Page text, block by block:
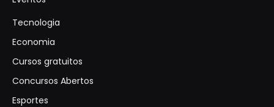
Tecnologia
Economia
Cursos gratuitos
Concursos Abertos
Esportes